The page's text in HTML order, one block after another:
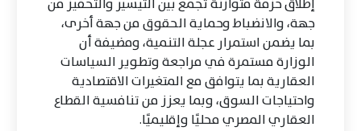
إطلاق حزمة متوازنة تجمع بين التيسير والتحفيز من
جهة، والانضباط وحماية الحقوق من جهة أخرى،
بما يضمن استمرار عجلة التنمية، ومضيفة أن
الوزارة مستمرة في مراجعة وتطوير السياسات
العقارية بما يتوافق مع المتغيرات الاقتصادية
واحتياجات السوق، وبما يعزز من تنافسية القطاع
العقاري المصري محليًا وإقليميًا.